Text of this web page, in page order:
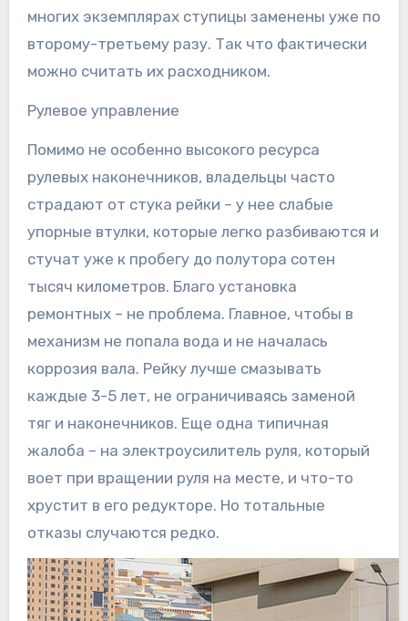
многих экземплярах ступицы заменены уже по
второму-третьему разу. Так что фактически
можно считать их расходником.
Рулевое управление
Помимо не особенно высокого ресурса
рулевых наконечников, владельцы часто
страдают от стука рейки – у нее слабые
упорные втулки, которые легко разбиваются и
стучат уже к пробегу до полутора сотен
тысяч километров. Благо установка
ремонтных – не проблема. Главное, чтобы в
механизм не попала вода и не началась
коррозия вала. Рейку лучше смазывать
каждые 3-5 лет, не ограничиваясь заменой
тяг и наконечников. Еще одна типичная
жалоба – на электроусилитель руля, который
воет при вращении руля на месте, и что-то
хрустит в его редукторе. Но тотальные
отказы случаются редко.